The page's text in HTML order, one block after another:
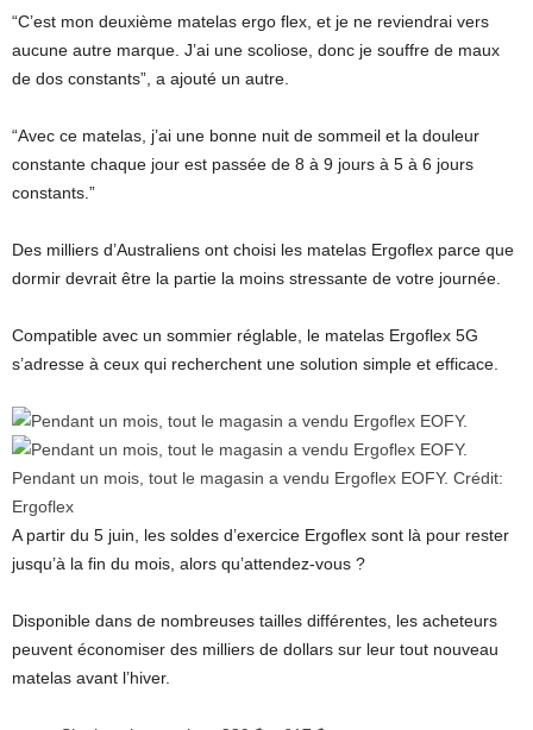
“C’est mon deuxième matelas ergo flex, et je ne reviendrai vers
aucune autre marque. J’ai une scoliose, donc je souffre de maux
de dos constants”, a ajouté un autre.
“Avec ce matelas, j’ai une bonne nuit de sommeil et la douleur
constante chaque jour est passée de 8 à 9 jours à 5 à 6 jours
constants.”
Des milliers d’Australiens ont choisi les matelas Ergoflex parce que
dormir devrait être la partie la moins stressante de votre journée.
Compatible avec un sommier réglable, le matelas Ergoflex 5G
s’adresse à ceux qui recherchent une solution simple et efficace.
Pendant un mois, tout le magasin a vendu Ergoflex EOFY. Crédit:
Ergoflex
A partir du 5 juin, les soldes d’exercice Ergoflex sont là pour rester
jusqu’à la fin du mois, alors qu’attendez-vous ?
Disponible dans de nombreuses tailles différentes, les acheteurs
peuvent économiser des milliers de dollars sur leur tout nouveau
matelas avant l’hiver.